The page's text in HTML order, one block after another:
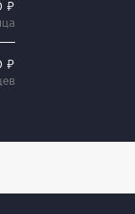
₽
₽